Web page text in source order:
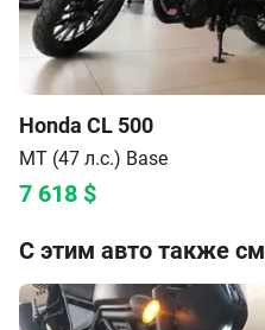
Honda CL 500
МТ (47 л.с.) Base
7 618 $
С этим авто также